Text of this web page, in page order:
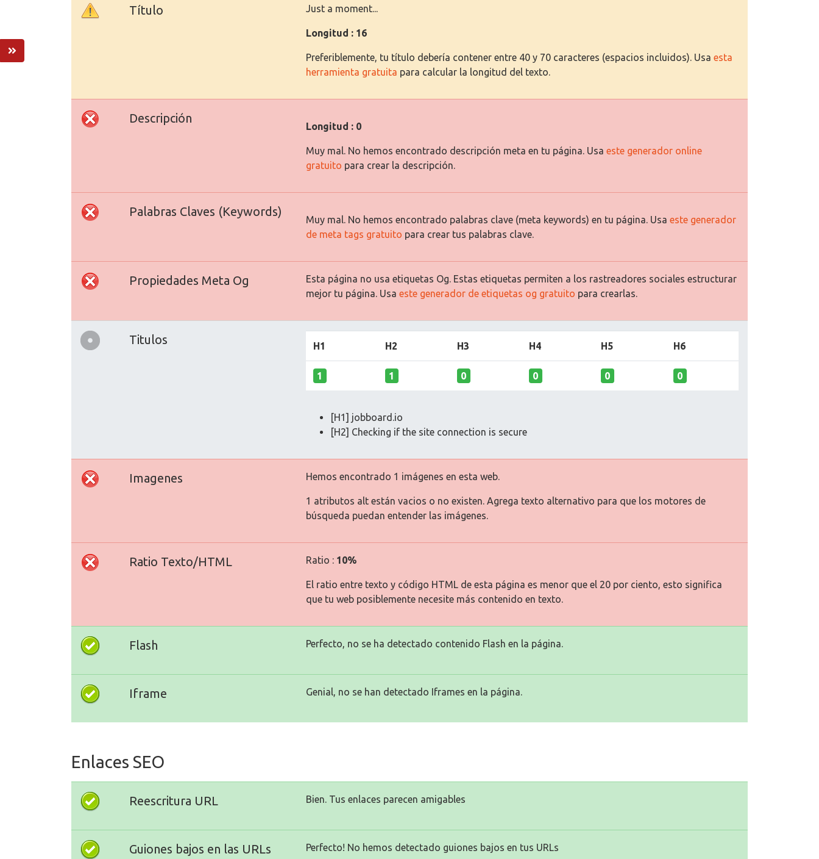
Título Just a moment...
Longitud : 16
Preferiblemente, tu título debería contener entre 40 y 70 caracteres (espacios incluidos). Usa esta
herramienta gratuita para calcular la longitud del texto.
Descripción
Longitud : 0
Muy mal. No hemos encontrado descripción meta en tu página. Usa este generador online
gratuito para crear la descripción.
Palabras Claves (Keywords)
Muy mal. No hemos encontrado palabras clave (meta keywords) en tu página. Usa este generador
de meta tags gratuito para crear tus palabras clave.
Propiedades Meta Og
Esta página no usa etiquetas Og. Estas etiquetas permiten a los rastreadores sociales estructurar
mejor tu página. Usa este generador de etiquetas og gratuito para crearlas.
Titulos H1 H2 H3 H4 H5 H6
1 1 0 0 0 0
[H1] jobboard.io
[H2] Checking if the site connection is secure
Imagenes Hemos encontrado 1 imágenes en esta web.
1 atributos alt están vacios o no existen. Agrega texto alternativo para que los motores de
búsqueda puedan entender las imágenes.
Ratio Texto/HTML Ratio : 10%
El ratio entre texto y código HTML de esta página es menor que el 20 por ciento, esto significa
que tu web posiblemente necesite más contenido en texto.
Flash Perfecto, no se ha detectado contenido Flash en la página.
Iframe Genial, no se han detectado Iframes en la página.
Enlaces SEO
Reescritura URL Bien. Tus enlaces parecen amigables
Guiones bajos en las URLs Perfecto! No hemos detectado guiones bajos en tus URLs